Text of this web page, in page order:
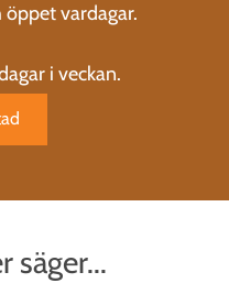
öppet vardagar.
i veckan.
säger...